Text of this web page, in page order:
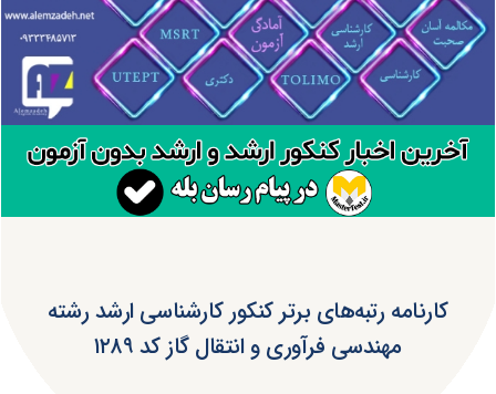
کارنامه رتبه‌های برتر کنکور کارشناسی ارشد رشته
مهندسی فرآوری و انتقال گاز کد ۱۲۸۹